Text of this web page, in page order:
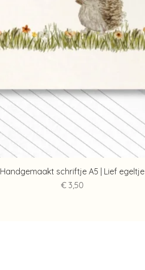
Snel overzicht
Handgemaakt schriftje A5 | Lief egeltje
Prijs
€ 3,50